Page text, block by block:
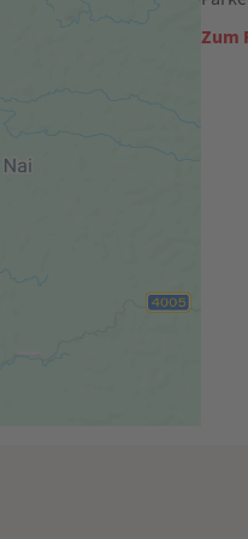
Zum